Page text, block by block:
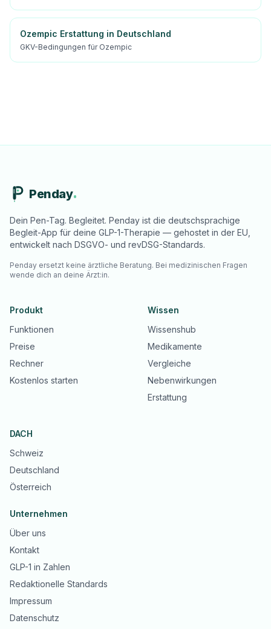
Ozempic Erstattung in Deutschland
GKV-Bedingungen für Ozempic
Penday
Dein Pen-Tag. Begleitet. Penday ist die deutschsprachige
Begleit-App für deine GLP-1-Therapie — gehostet in der EU,
entwickelt nach DSGVO- und revDSG-Standards.
Penday ersetzt keine ärztliche Beratung. Bei medizinischen Fragen
wende dich an deine Ärzt:in.
Produkt
Funktionen
Preise
Rechner
Kostenlos starten
Wissen
Wissenshub
Medikamente
Vergleiche
Nebenwirkungen
Erstattung
DACH
Schweiz
Deutschland
Österreich
Unternehmen
Über uns
Kontakt
GLP-1 in Zahlen
Redaktionelle Standards
Impressum
Datenschutz